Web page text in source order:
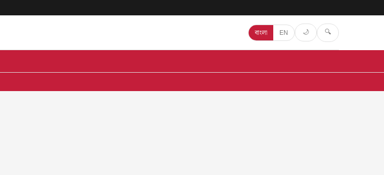
বাংলা EN 🌙 🔍